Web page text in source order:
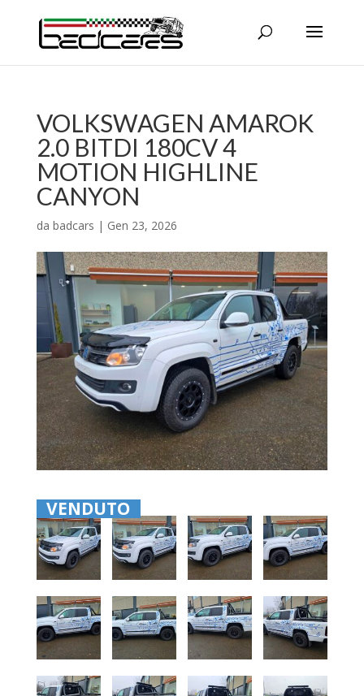
VOLKSWAGEN AMAROK
2.0 BITDI 180CV 4
MOTION HIGHLINE
CANYON
da badcars | Gen 23, 2026
VENDUTO